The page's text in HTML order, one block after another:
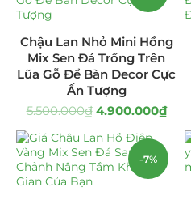
Bình Hoa Sen Đá
Bó Hoa Sen Đá
Hoa Cưới Sen Đá
Hoa Khai Trương Sen Đá
Hoa Sinh Nhật Sen Đá
Lẵng Hoa Sen Đá
Chậu Lan Nhỏ Mini Hồng
Mix Sen Đá Trồng Trên
Lũa Gỗ Để Bàn Decor Cực
Ấn Tượng
5.500.000₫ 4.900.000₫
-7%